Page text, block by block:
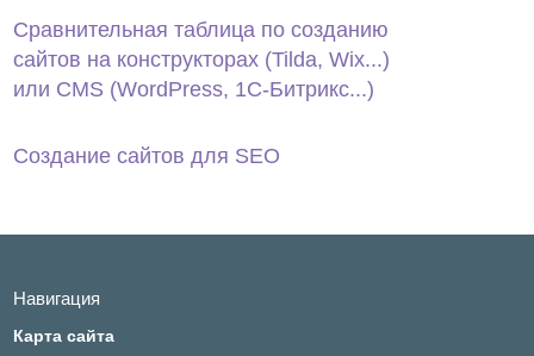
Сравнительная таблица по созданию
сайтов на конструкторах (Tilda, Wix...)
или CMS (WordPress, 1С‑Битрикс...)
Создание сайтов для SEO
Навигация
Карта сайта